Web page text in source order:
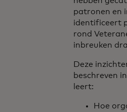
patronen en
identificeert
rond
inbreuken
Deze
beschreven
leert:
Hoe